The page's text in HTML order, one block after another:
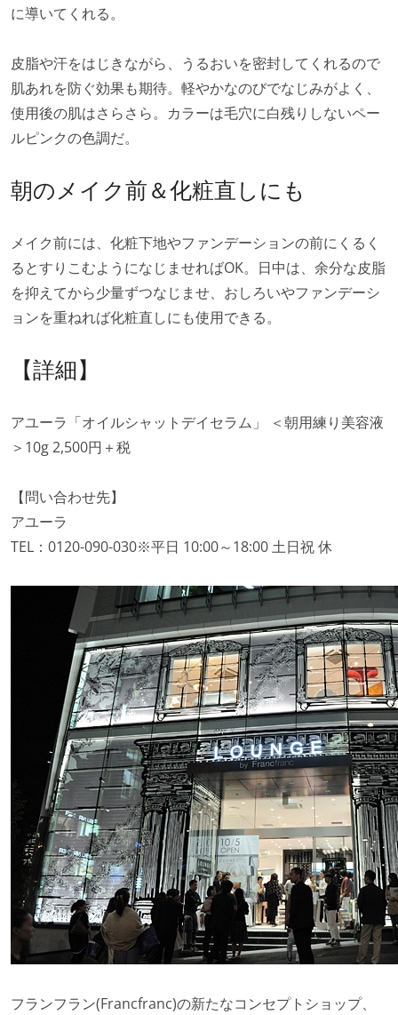
に導いてくれる。
皮脂や汗をはじきながら、うるおいを密封してくれるので
肌あれを防ぐ効果も期待。軽やかなのびでなじみがよく、
使用後の肌はさらさら。カラーは毛穴に白残りしないペー
ルピンクの色調だ。
朝のメイク前＆化粧直しにも
メイク前には、化粧下地やファンデーションの前にくるく
るとすりこむようになじませればOK。日中は、余分な皮脂
を抑えてから少量ずつなじませ、おしろいやファンデーシ
ョンを重ねれば化粧直しにも使用できる。
【詳細】
アユーラ「オイルシャットデイセラム」 ＜朝用練り美容液
＞10g 2,500円＋税
【問い合わせ先】
アユーラ
TEL：0120-090-030※平日 10:00～18:00 土日祝 休
フランフラン(Francfranc)の新たなコンセプトショップ、